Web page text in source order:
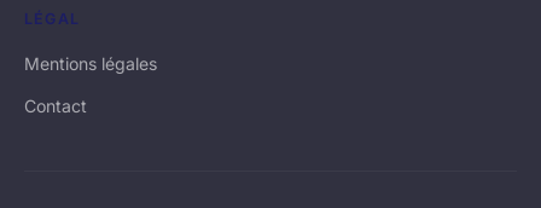
LÉGAL
Mentions légales
Contact